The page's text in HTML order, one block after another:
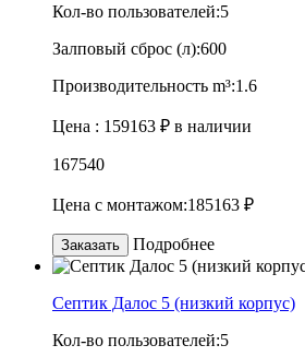
Кол-во пользователей:5
Залповый сброс (л):600
Производительность m³:1.6
Цена : 159163 ₽ в наличии
167540
Цена с монтажом:185163 ₽
Заказать Подробнее
Септик Далос 5 (низкий корпус)
Кол-во пользователей:5